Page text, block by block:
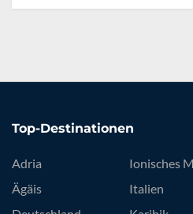
Top-Destinationen
Adria
Ägäis
Ionisches
Italien